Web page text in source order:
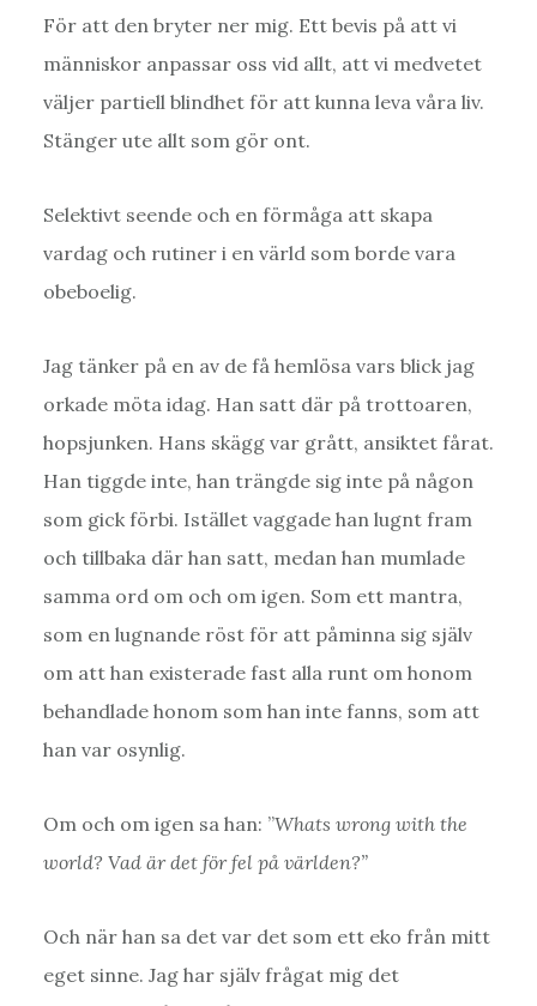
För att den bryter ner mig. Ett bevis på att vi
människor anpassar oss vid allt, att vi medvetet
väljer partiell blindhet för att kunna leva våra liv.
Stänger ute allt som gör ont.
Selektivt seende och en förmåga att skapa
vardag och rutiner i en värld som borde vara
obeboelig.
Jag tänker på en av de få hemlösa vars blick jag
orkade möta idag. Han satt där på trottoaren,
hopsjunken. Hans skägg var grått, ansiktet fårat.
Han tiggde inte, han trängde sig inte på någon
som gick förbi. Istället vaggade han lugnt fram
och tillbaka där han satt, medan han mumlade
samma ord om och om igen. Som ett mantra,
som en lugnande röst för att påminna sig själv
om att han existerade fast alla runt om honom
behandlade honom som han inte fanns, som att
han var osynlig.
Om och om igen sa han: ”Whats wrong with the
world? Vad är det för fel på världen?”
Och när han sa det var det som ett eko från mitt
eget sinne. Jag har själv frågat mig det